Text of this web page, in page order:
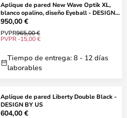
Aplique de pared New Wave Optik XL,
blanco opalino, diseño Eyeball - DESIGN
BY
950,00 €
PVPR965,00 €
PVPR -15,00 €
Tiempo de entrega: 8 - 12 días
laborables
Aplique de pared Liberty Double Black -
DESIGN BY US
604,00 €